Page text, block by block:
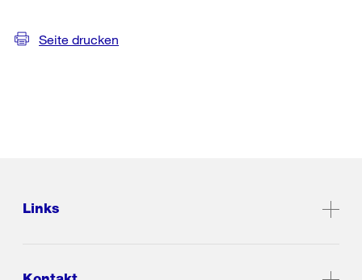
Seite drucken
Links